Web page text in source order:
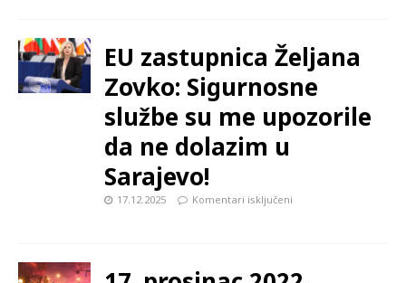
EU zastupnica Željana
Zovko: Sigurnosne
službe su me upozorile
da ne dolazim u
Sarajevo!
17.12.2025 Komentari isključeni